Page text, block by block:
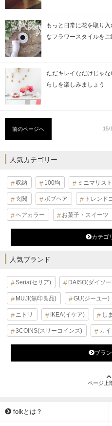
もっと日常に花を取り
なフラワースタイルを
ただキレイなだけじゃ
らしを楽しみましょう
15/
前のページへ
人気カテゴリー
収納 100均 ミニマリスト
玄関 ボブヘア トレンド
ヘアカラー お菓子・スイーツ
カテゴ
人気ブランド
Seria(セリア) DAISO(ダイソ
MUJI(無印良品) GU(ジーユー)
ニトリ IKEA(イケア) し
3COINS(スリーコインズ) カ
ブラ
ページ上
folkとは？